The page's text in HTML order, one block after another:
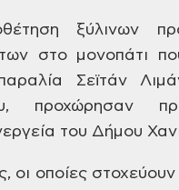
ξύλινων
στο μονοπάτι
Σεϊτάν
προχώρησαν
του Δήμου
οι οποίες